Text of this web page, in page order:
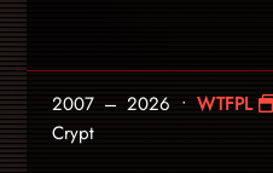
2007 – 2026 •WTFPL
Crypt